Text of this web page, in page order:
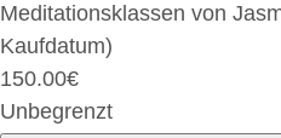
Meditationsklassen von
Kaufdatum)
150.00€
Unbegrenzt